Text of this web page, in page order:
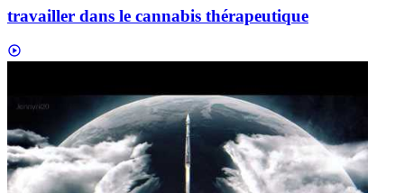
travailler dans le cannabis thérapeutique